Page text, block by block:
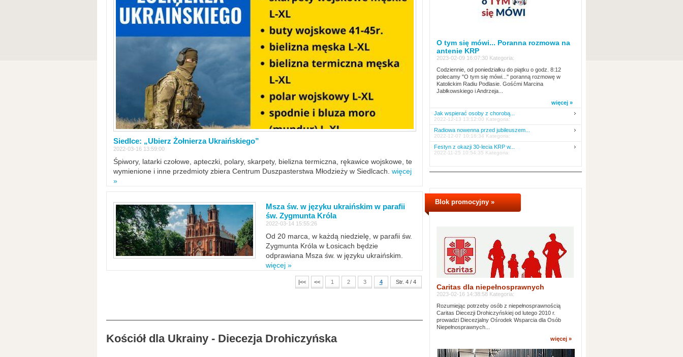
Siedlce: „Ubierz Żołnierza Ukraińskiego”
2022-03-16 13:59:00
Śpiwory, latarki czołowe, apteczki, polary, skarpety, bielizna termiczna, rękawice wojskowe, te
wymienione i inne przedmioty zbiera Centrum Duszpasterstwa Młodzieży w Siedlcach. więcej
»
Msza św. w języku ukraińskim w parafii
św. Zygmunta Króla
2022-03-14 15:55:26
Od 20 marca, w każdą niedzielę, w parafii św.
Zygmunta Króla w Łosicach będzie
odprawiana Msza św. w języku ukraińskim.
więcej »
|<< << 1 2 3 4 Str. 4 / 4
Kościół dla Ukrainy - Diecezja Drohiczyńska
O tym się mówi... Poranna rozmowa na
antenie KRP
2023-02-09 16:07:30 Kategoria:
Codziennie, od poniedziałku do piątku o godz. 8:12
polecamy "O tym się mówi..." poranną rozmowę w
Katolickim Radiu Podlasie. Gośćmi Marcina
Jabłkowskiego i Andrzeja...
więcej »
Jak wspierać osoby z chorobą...
2022-12-13 13:12:00 Kategoria:
Radiowa nowenna przed jubileuszem...
2022-12-07 10:16:34 Kategoria:
Festyn z okazji 30-lecia KRP w...
2022-11-25 10:54:35 Kategoria:
Blok promocyjny »
Caritas dla niepełnosprawnych
2023-02-16 14:38:58 Kategoria:
Rozumiejąc potrzeby osób z niepełnosprawnością
Caritas Diecezji Drohiczyńskiej od lutego 2010 r.
prowadzi Diecezjalny Ośrodek Wsparcia dla Osób
Niepełnosprawnych...
więcej »